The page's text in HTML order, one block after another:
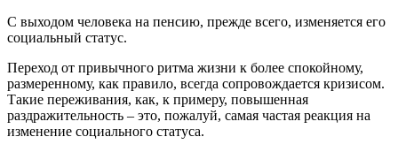
С выходом человека на пенсию, прежде всего, изменяется его
социальный статус.
Переход от привычного ритма жизни к более спокойному,
размеренному, как правило, всегда сопровождается кризисом.
Такие переживания, как, к примеру, повышенная
раздражительность – это, пожалуй, самая частая реакция на
изменение социального статуса.